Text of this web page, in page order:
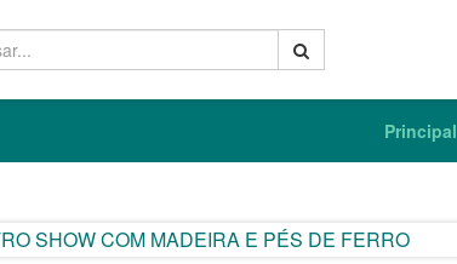
Principal